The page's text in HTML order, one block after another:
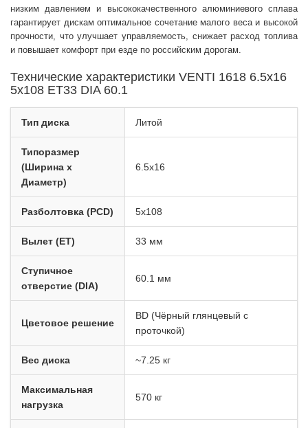
низким давлением и высококачественного алюминиевого сплава
гарантирует дискам оптимальное сочетание малого веса и высокой
прочности, что улучшает управляемость, снижает расход топлива
и повышает комфорт при езде по российским дорогам.
Технические характеристики VENTI 1618 6.5x16
5x108 ET33 DIA 60.1
Тип диска Литой
Типоразмер
(Ширина x
Диаметр)
6.5x16
Разболтовка (PCD) 5x108
Вылет (ET) 33 мм
Ступичное
отверстие (DIA)
60.1 мм
Цветовое решение
BD (Чёрный глянцевый с
проточкой)
Вес диска ~7.25 кг
Максимальная
нагрузка
570 кг